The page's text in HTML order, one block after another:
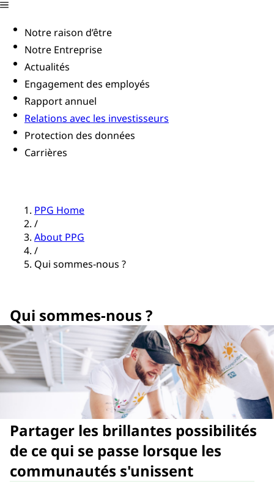
Notre raison d’être
Notre Entreprise
Actualités
Engagement des employés
Rapport annuel
Relations avec les investisseurs
Protection des données
Carrières
PPG Home
/
About PPG
/
Qui sommes-nous ?
Qui sommes-nous ?
Partager les brillantes possibilités
de ce qui se passe lorsque les
communautés s'unissent